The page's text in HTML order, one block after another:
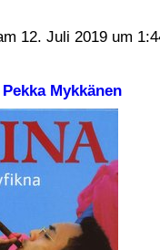
12. Juli 2019 um
Mykkänen